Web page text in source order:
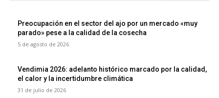
Preocupación en el sector del ajo por un mercado «muy
parado» pese a la calidad de la cosecha
5 de agosto de 2026
Vendimia 2026: adelanto histórico marcado por la calidad,
el calor y la incertidumbre climática
31 de julio de 2026